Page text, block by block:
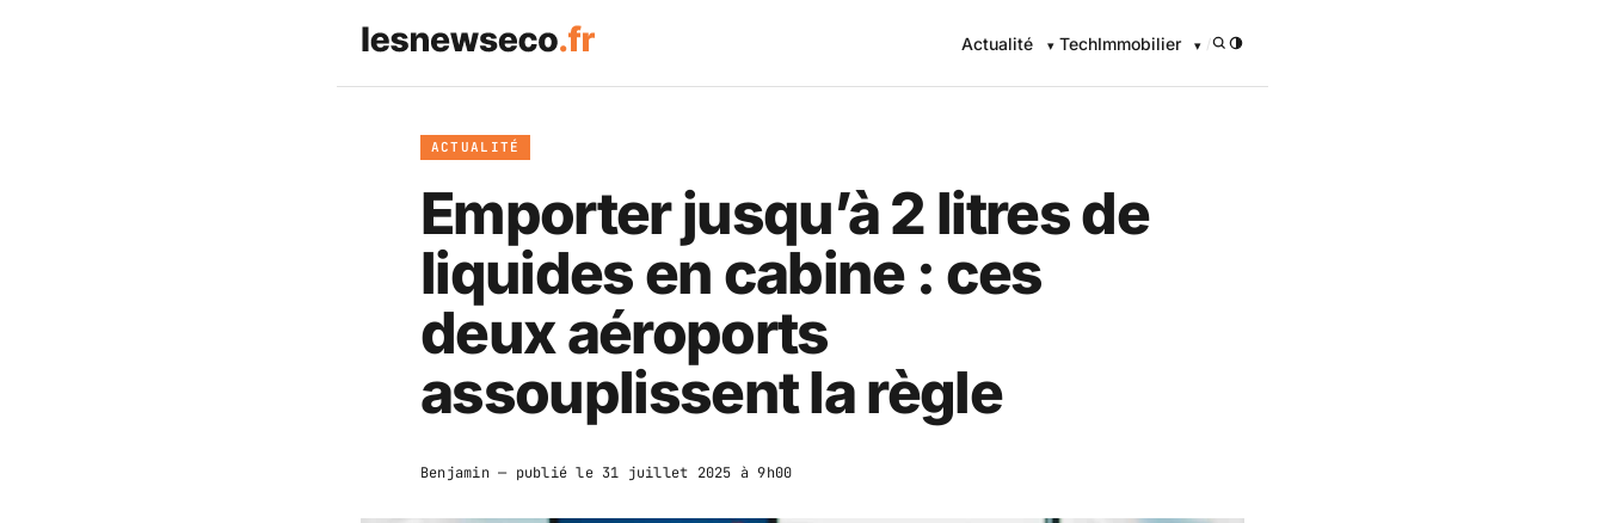
Actualité TechImmobilier /
ACTUALITÉ
Emporter jusqu’à 2 litres de
liquides en cabine : ces
deux aéroports
assouplissent la règle
Benjamin— publié le 31 juillet 2025 à 9h00